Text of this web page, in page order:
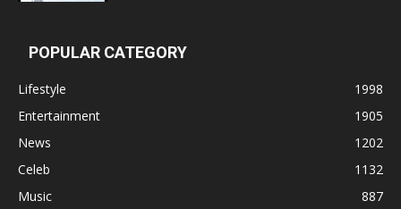
POPULAR CATEGORY
Lifestyle
1998
Entertainment
1905
News
1202
Celeb
1132
Music
887